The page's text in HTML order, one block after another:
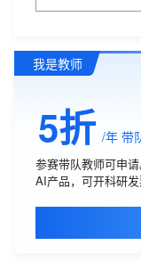
我是教师
5折 /年 带
参赛带队教师可申
AI产品，可开科研发